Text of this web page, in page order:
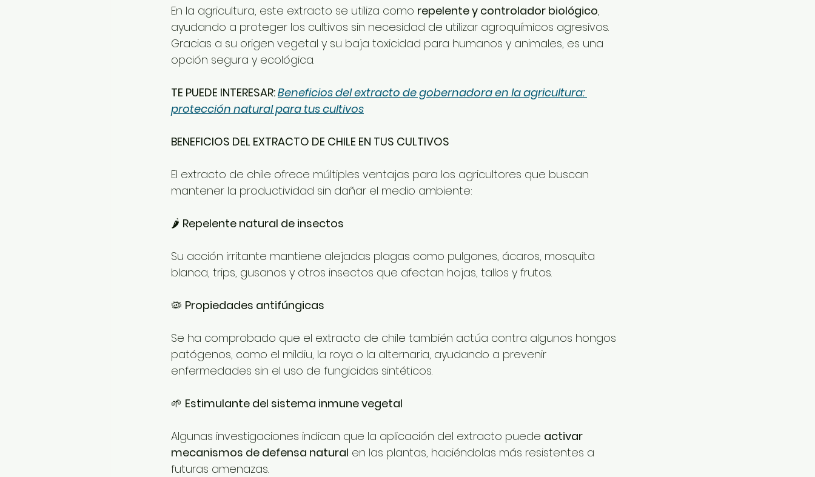
En la agricultura, este extracto se utiliza como repelente y controlador biológico,
ayudando a proteger los cultivos sin necesidad de utilizar agroquímicos agresivos.
Gracias a su origen vegetal y su baja toxicidad para humanos y animales, es una
opción segura y ecológica.
TE PUEDE INTERESAR: Beneficios del extracto de gobernadora en la agricultura:
protección natural para tus cultivos
BENEFICIOS DEL EXTRACTO DE CHILE EN TUS CULTIVOS
El extracto de chile ofrece múltiples ventajas para los agricultores que buscan
mantener la productividad sin dañar el medio ambiente:
🌶️ Repelente natural de insectos
Su acción irritante mantiene alejadas plagas como pulgones, ácaros, mosquita
blanca, trips, gusanos y otros insectos que afectan hojas, tallos y frutos.
🦠 Propiedades antifúngicas
Se ha comprobado que el extracto de chile también actúa contra algunos hongos
patógenos, como el mildiu, la roya o la alternaria, ayudando a prevenir
enfermedades sin el uso de fungicidas sintéticos.
🌱 Estimulante del sistema inmune vegetal
Algunas investigaciones indican que la aplicación del extracto puede activar
mecanismos de defensa natural en las plantas, haciéndolas más resistentes a
futuras amenazas.